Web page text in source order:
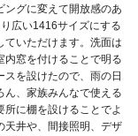
ングに変えて開放感のあ
広い1416サイズにする
ていただけます。洗面は
内窓を付けることで明る
を設けたので、雨の日
ん、家族みんなで使える
に棚を設けることでよ
天井や、間接照明、デザ